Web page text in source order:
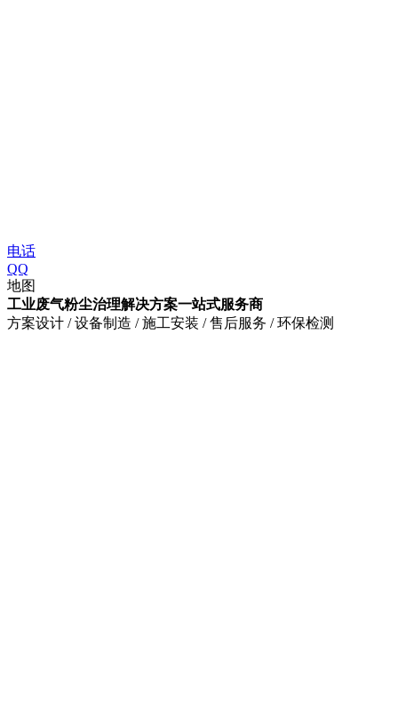
电话
QQ
地图
工业废气粉尘治理解决方案一站式服务商
方案设计 / 设备制造 / 施工安装 / 售后服务 / 环保检测